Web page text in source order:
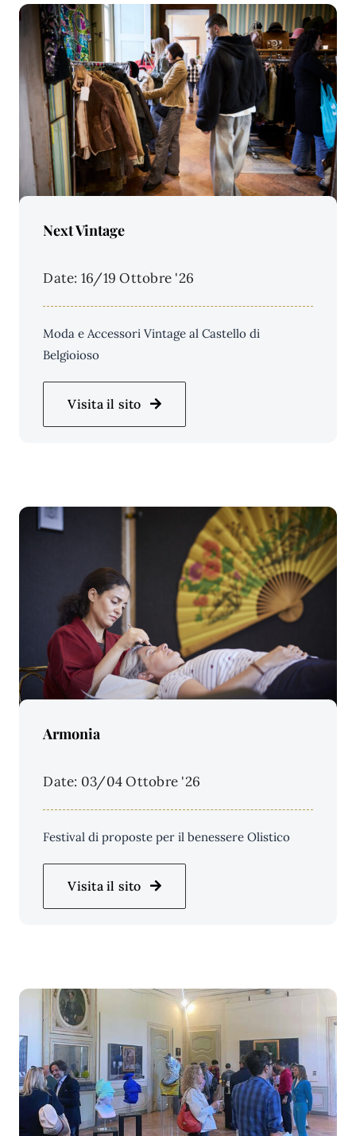
Next Vintage
Date: 16/19 Ottobre '26
Moda e Accessori Vintage al Castello di
Belgioioso
Visita il sito
Armonia
Date: 03/04 Ottobre '26
Festival di proposte per il benessere Olistico
Visita il sito